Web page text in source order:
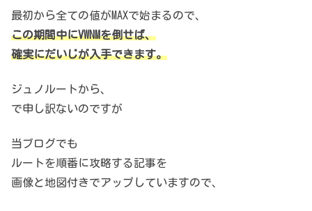
最初から全ての値がMAXで始まるので、
この期間中にVWNMを倒せば、
確実にだいじが入手できます。
ジュノルートから、
で申し訳ないのですが
当ブログでも
ルートを順番に攻略する記事を
画像と地図付きでアップしていますので、